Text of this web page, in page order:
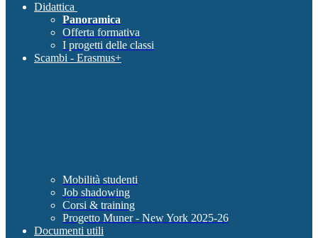
Didattica
Panoramica
Offerta formativa
I progetti delle classi
Scambi - Erasmus+
Mobilità studenti
Job shadowing
Corsi & training
Progetto Muner - New York 2025-26
Documenti utili